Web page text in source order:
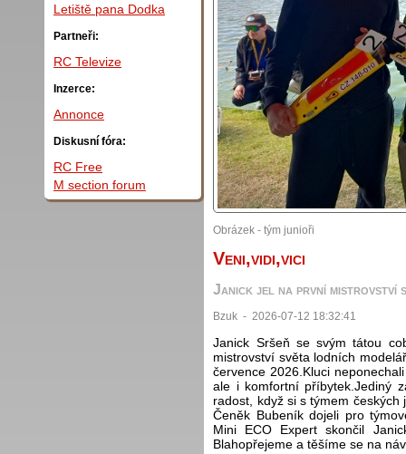
Letiště pana Dodka
Partneři:
RC Televize
Inzerce:
Annonce
Diskusní fóra:
RC Free
M section forum
Obrázek - tým junioři
Veni,vidi,vici
Janick jel na první mistrovství
Bzuk - 2026-07-12 18:32:41
Janick Sršeň se svým tátou
mistrovství světa lodních
července 2026.Kluci
ale i komfortní příbytek.Jediný
radost, když si s týmem
Čeněk Bubeník dojeli pro
Mini ECO Expert skončil
Blahopřejeme a těšíme se na